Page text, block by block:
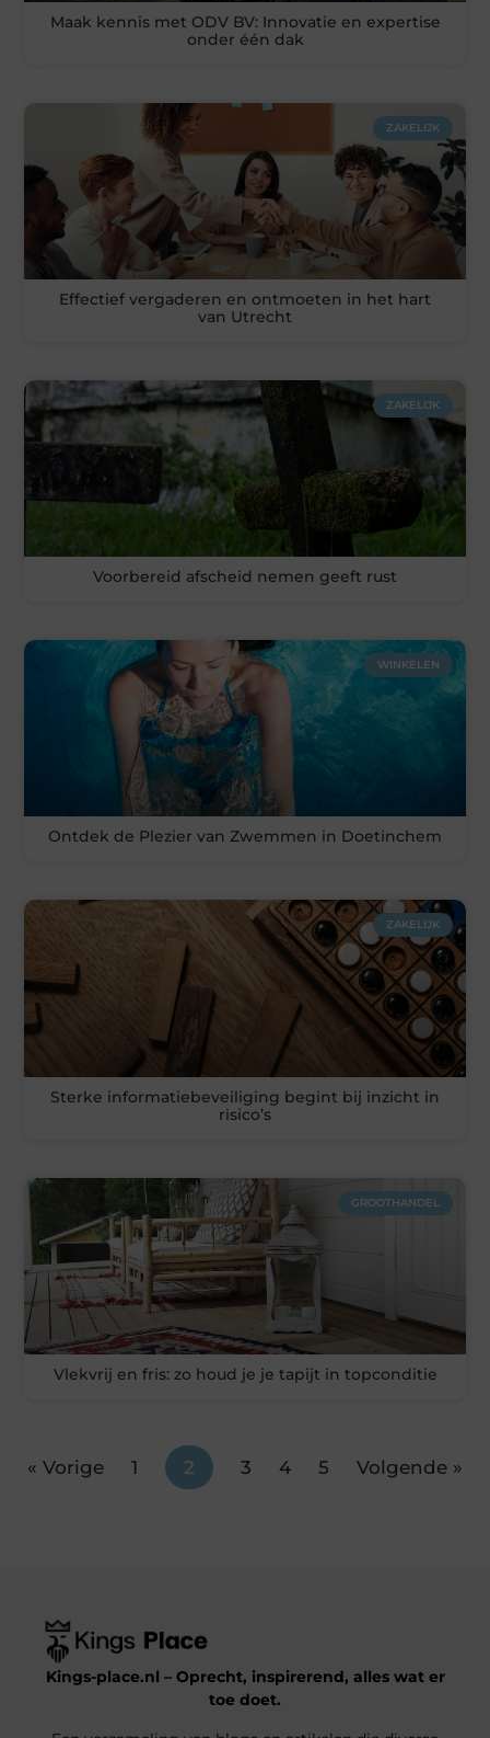
Maak kennis met ODV BV: Innovatie en expertise
onder één dak
ZAKELIJK
Effectief vergaderen en ontmoeten in het hart
van Utrecht
ZAKELIJK
Voorbereid afscheid nemen geeft rust
WINKELEN
Ontdek de Plezier van Zwemmen in Doetinchem
ZAKELIJK
Sterke informatiebeveiliging begint bij inzicht in
risico’s
GROOTHANDEL
Vlekvrij en fris: zo houd je je tapijt in topconditie
« Vorige 1 2 3 4 5 Volgende »
Kings-place.nl – Oprecht, inspirerend, alles wat er
toe doet.